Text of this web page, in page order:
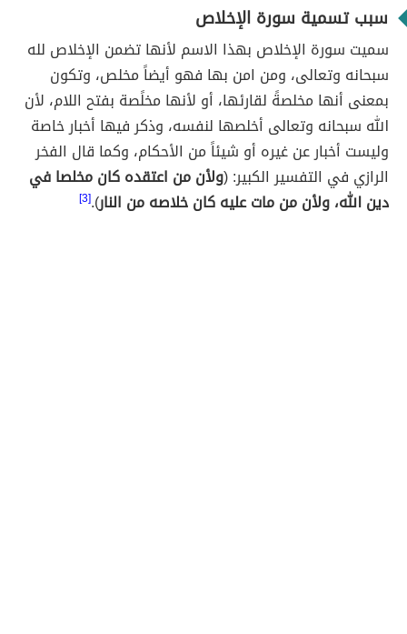
سبب تسمية سورة الإخلاص
سميت سورة الإخلاص بهذا الاسم لأنها تضمن الإخلاص لله
سبحانه وتعالى، ومن امن بها فهو أيضاً مخلص، وتكون
بمعنى أنها مخلصةً لقارئها، أو لأنها مخلََصة بفتح اللام، لأن
الله سبحانه وتعالى أخلصها لنفسه، وذكر فيها أخبار خاصة
وليست أخبار عن غيره أو شيئاً من الأحكام، وكما قال الفخر
الرازي في التفسير الكبير: (ولأن من اعتقده كان مخلصا في
دين الله، ولأن من مات عليه كان خلاصه من النار).
[3]